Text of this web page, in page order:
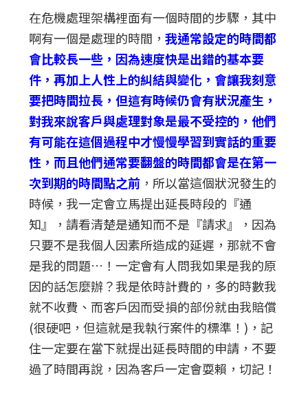
在危機處理架構裡面有一個時間的步驟，其中
啊有一個是處理的時間，我通常設定的時間都
會比較長一些，因為速度快是出錯的基本要
件，再加上人性上的糾結與變化，會讓我刻意
要把時間拉長，但這有時候仍會有狀況產生，
對我來說客戶與處理對象是最不受控的，他們
有可能在這個過程中才慢慢學習到實話的重要
性，而且他們通常要翻盤的時間都會是在第一
次到期的時間點之前 ，所以當這個狀況發生的
時候，我一定會立馬提出延長時段的『通
知』，請看清楚是通知而不是『請求』，因為
只要不是我個人因素所造成的延遲，那就不會
是我的問題…！一定會有人問我如果是我的原
因的話怎麼辦？我是依時計費的，多的時數我
就不收費、而客戶因而受損的部份就由我賠償
(很硬吧，但這就是我執行案件的標準！)，記
住一定要在當下就提出延長時間的申請，不要
過了時間再說，因為客戶一定會耍賴，切記！